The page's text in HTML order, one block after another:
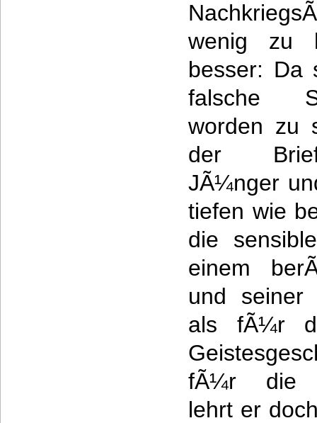
wenig zu
besser: Da
falsche
worden zu
der
JÃ¼nger
tiefen wie
die
einem
und seiner
als fÃ¼r
fÃ¼r die
lehrt er